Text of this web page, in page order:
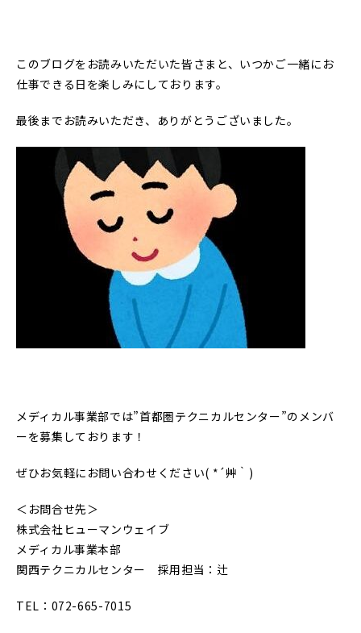
このブログをお読みいただいた皆さまと、いつかご一緒にお
仕事できる日を楽しみにしております。
最後までお読みいただき、ありがとうございました。
メディカル事業部では”首都圏テクニカルセンター”のメンバ
ーを募集しております！
ぜひお気軽にお問い合わせください( *´艸｀)
＜お問合せ先＞
株式会社ヒューマンウェイブ
メディカル事業本部
関西テクニカルセンター 採用担当：辻
TEL：072-665-7015